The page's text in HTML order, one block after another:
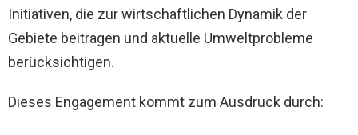
Initiativen, die zur wirtschaftlichen Dynamik der
Gebiete beitragen und aktuelle Umweltprobleme
berücksichtigen.
Dieses Engagement kommt zum Ausdruck durch: